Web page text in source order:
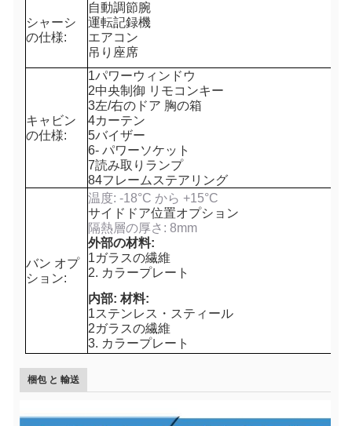
シャーシ
の仕様:
自動調節腕
運転記録機
エアコン
吊り座席
キャビン
の仕様:
1パワーウィンドウ
2中央制御 リモコンキー
3左/右のドア 胸の箱
4カーテン
5バイザー
6- パワーソケット
7読み取りランプ
84フレームステアリング
バン オプ
ション:
温度: -18°C から +15°C
サイドドア位置オプション
隔熱層の厚さ: 8mm
外部の材料:
1ガラスの繊維
2. カラープレート
内部: 材料:
1ステンレス・スティール
2ガラスの繊維
3. カラープレート
梱包 と 輸送